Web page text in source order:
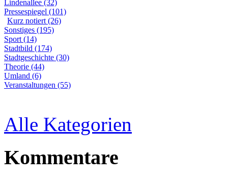
Lindenallee (32)
Pressespiegel (101)
Kurz notiert (26)
Sonstiges (195)
Sport (14)
Stadtbild (174)
Stadtgeschichte (30)
Theorie (44)
Umland (6)
Veranstaltungen (55)
Alle Kategorien
Kommentare